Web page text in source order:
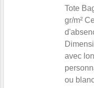
Tote
gr/m²
avec
ou